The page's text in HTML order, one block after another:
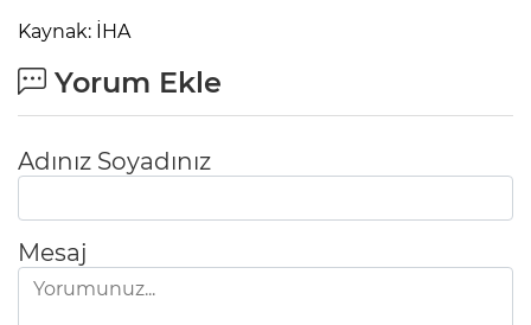
Kaynak: İHA
Yorum Ekle
Adınız Soyadınız
Mesaj